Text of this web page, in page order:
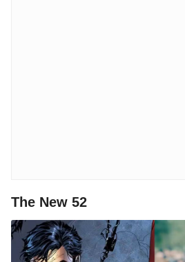
The New 52